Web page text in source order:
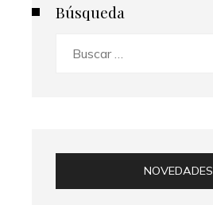
Búsqueda
NOVEDADES